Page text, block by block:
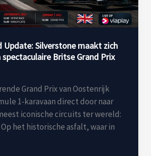
Update: Silverstone maakt zich
spectaculaire Britse Grand Prix
Grand Prix van Oostenrijk
1-karavaan direct door naar
iconische circuits ter wereld:
het historische asfalt, waar in